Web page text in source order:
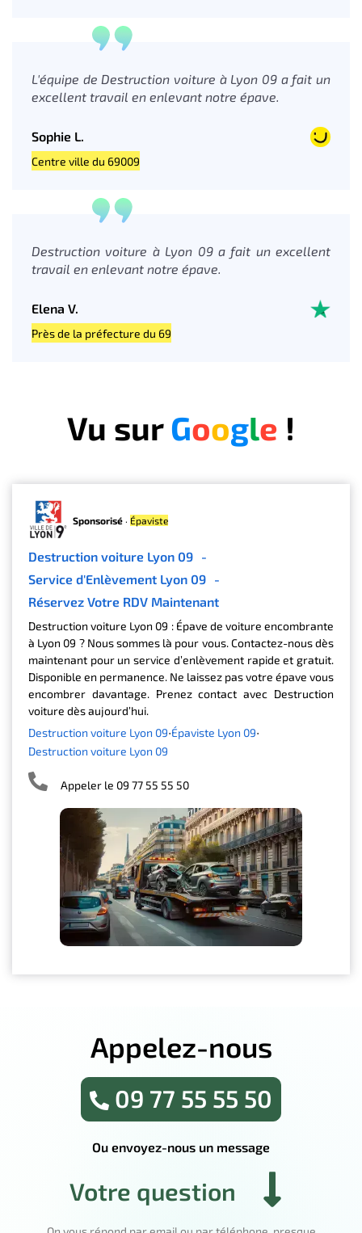
L'équipe de Destruction voiture à Lyon 09 a fait un
excellent travail en enlevant notre épave.
Sophie L.
Centre ville du 69009
Destruction voiture à Lyon 09 a fait un excellent
travail en enlevant notre épave.
Elena V.
Près de la préfecture du 69
Vu surGoogle !
Sponsorisé · Épaviste
Destruction voiture Lyon 09 -
Service d'Enlèvement Lyon 09 -
Réservez Votre RDV Maintenant
Destruction voiture Lyon 09 : Épave de voiture encombrante
à Lyon 09 ? Nous sommes là pour vous. Contactez-nous dès
maintenant pour un service d’enlèvement rapide et gratuit.
Disponible en permanence. Ne laissez pas votre épave vous
encombrer davantage. Prenez contact avec Destruction
voiture dès aujourd’hui.
Destruction voiture Lyon 09
Épaviste Lyon 09
Destruction voiture Lyon 09
Appeler le 09 77 55 55 50
Appelez-nous
09 77 55 55 50
Ou envoyez-nous un message
Votre question